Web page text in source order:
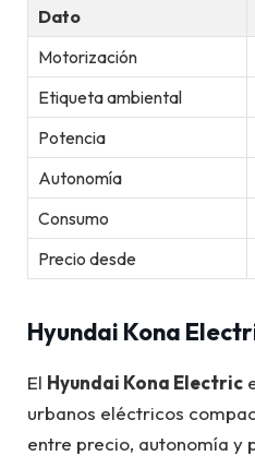
Dato
Motorización
Etiqueta ambiental
Potencia
Autonomía
Consumo
Precio desde
Hyundai Kona
El Hyundai Kona Electric
urbanos eléctricos
entre precio, autonomía y